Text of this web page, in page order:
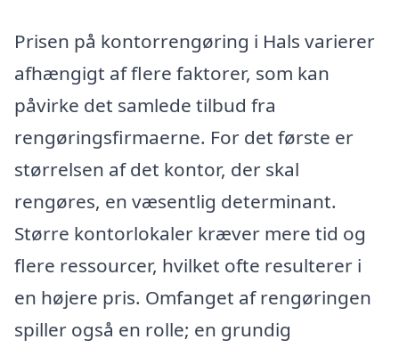
Prisen på kontorrengøring i Hals varierer
afhængigt af flere faktorer, som kan
påvirke det samlede tilbud fra
rengøringsfirmaerne. For det første er
størrelsen af det kontor, der skal
rengøres, en væsentlig determinant.
Større kontorlokaler kræver mere tid og
flere ressourcer, hvilket ofte resulterer i
en højere pris. Omfanget af rengøringen
spiller også en rolle; en grundig